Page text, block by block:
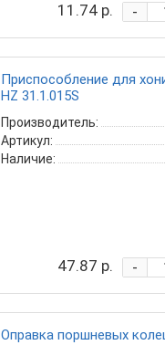
11.74 р. -
Приспособление для
HZ 31.1.015S
Производитель:
Артикул:
Наличие:
47.87 р. -
Оправка поршневых